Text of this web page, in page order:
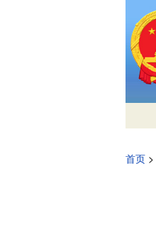
首页>